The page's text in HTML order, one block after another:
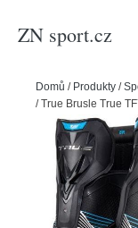
ZN sport.cz
Domů / Produkty /
/True Brusle True